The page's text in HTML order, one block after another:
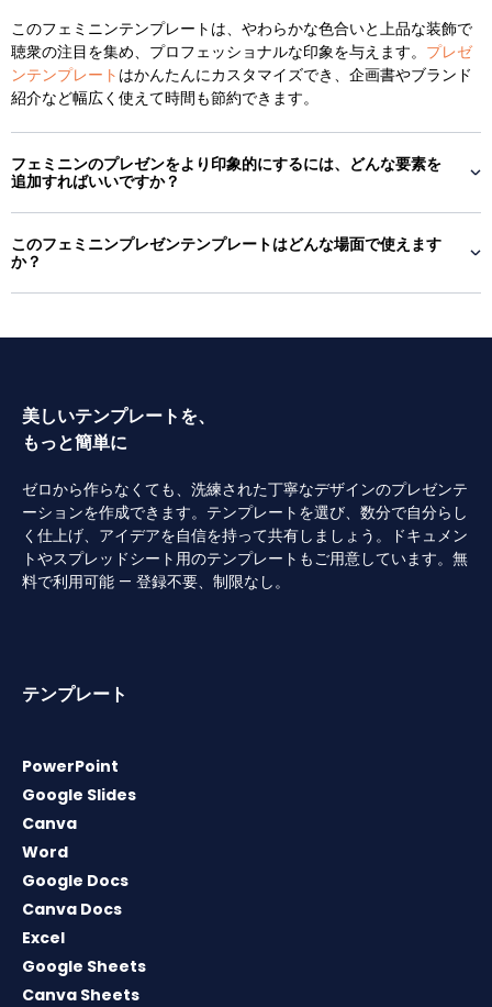
このフェミニンテンプレートは、やわらかな色合いと上品な装飾で
聴衆の注目を集め、プロフェッショナルな印象を与えます。 プレゼ
ンテンプレート はかんたんにカスタマイズでき、企画書やブランド
紹介など幅広く使えて時間も節約できます。
フェミニンのプレゼンをより印象的にするには、どんな要素を
追加すればいいですか？
このフェミニンプレゼンテンプレートはどんな場面で使えます
か？
美しいテンプレートを、
もっと簡単に
ゼロから作らなくても、洗練された丁寧なデザインのプレゼンテ
ーションを作成できます。テンプレートを選び、数分で自分らし
く仕上げ、アイデアを自信を持って共有しましょう。ドキュメン
トやスプレッドシート用のテンプレートもご用意しています。無
料で利用可能 — 登録不要、制限なし。
テンプレート
PowerPoint
Google Slides
Canva
Word
Google Docs
Canva Docs
Excel
Google Sheets
Canva Sheets